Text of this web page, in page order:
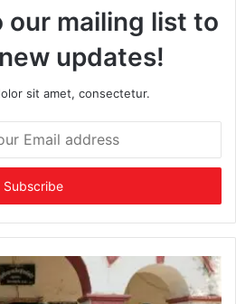
our mailing list to
updates!
sit amet, consectetur.